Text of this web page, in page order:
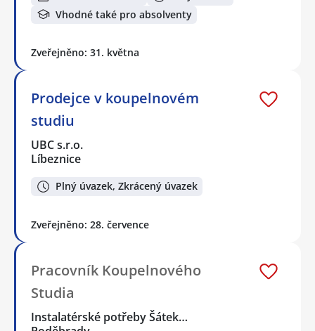
Vhodné také pro absolventy
Zveřejněno: 31. května
Prodejce v koupelnovém
studiu
UBC s.r.o.
Líbeznice
Plný úvazek, Zkrácený úvazek
Zveřejněno: 28. července
Pracovník Koupelnového
Studia
Instalatérské potřeby Šátek…